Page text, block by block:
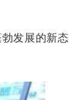
发展的新态